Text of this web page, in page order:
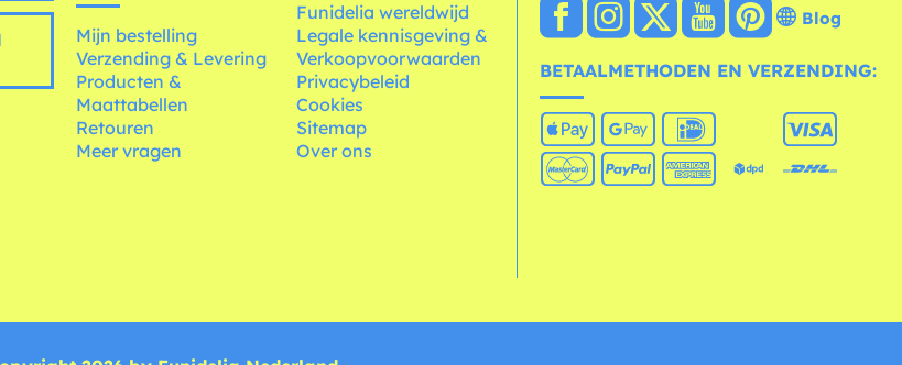
Mijn bestelling
Verzending & Levering
Producten &
Maattabellen
Retouren
Meer vragen
Funidelia wereldwijd
Legale kennisgeving &
Verkoopvoorwaarden
Privacybeleid
Cookies
Sitemap
Over ons
Blog
BETAALMETHODEN EN VERZENDING: